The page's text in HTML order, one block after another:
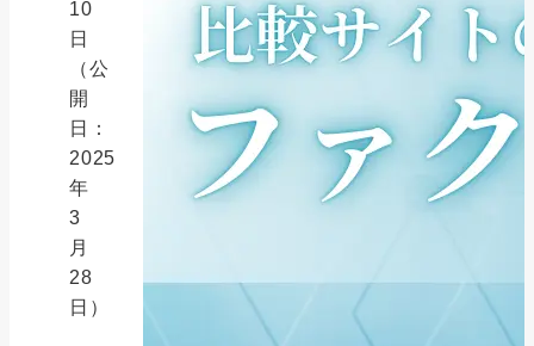
10
日
（公
開
日：
2025
年
3
月
28
日）